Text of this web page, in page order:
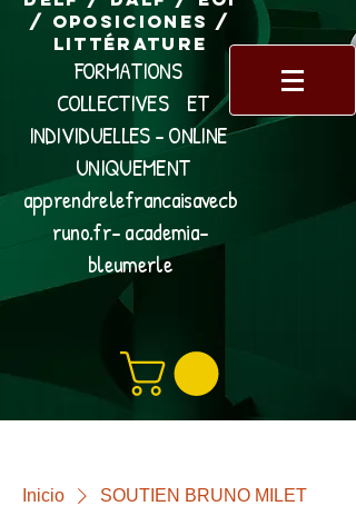
/ Oposiciones /
Littérature
FORMATIONS
COLLECTIVES ET
INDIVIDUELLES - ONLINE
UNIQUEMENT
apprendrelefrancaisavecb
runo.fr- academia-
bleumerle
Inicio SOUTIEN BRUNO MILET